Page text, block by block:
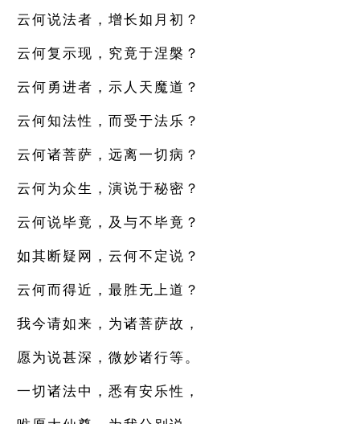
云何说法者，增长如月初？
云何复示现，究竟于涅槃？
云何勇进者，示人天魔道？
云何知法性，而受于法乐？
云何诸菩萨，远离一切病？
云何为众生，演说于秘密？
云何说毕竟，及与不毕竟？
如其断疑网，云何不定说？
云何而得近，最胜无上道？
我今请如来，为诸菩萨故，
愿为说甚深，微妙诸行等。
一切诸法中，悉有安乐性，